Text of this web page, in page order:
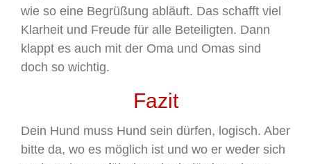
wie so eine Begrüßung abläuft. Das schafft viel
Klarheit und Freude für alle Beteiligten. Dann
klappt es auch mit der Oma und Omas sind
doch so wichtig.
Fazit
Dein Hund muss Hund sein dürfen, logisch. Aber
bitte da, wo es möglich ist und wo er weder sich